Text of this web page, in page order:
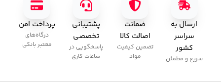
ارسال به
سراسر
کشور
سریع و مطمئن
ضمانت
اصالت کالا
تضمین کیفیت
مواد
پشتیبانی
تخصصی
پاسخگویی در
ساعات کاری
پرداخت امن
درگاه‌های
معتبر بانکی